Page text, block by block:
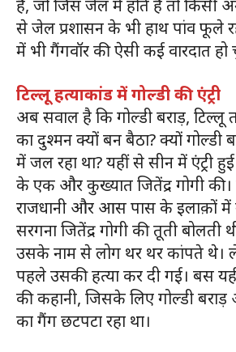
हैं, जो जिस जेल में होते हैं तो किसी
से जेल प्रशासन के भी हाथ पांव फूले
में भी गैंगवॉर की ऐसी कई वारदात हो
टिल्लू हत्याकांड में गोल्डी की एंट्री
अब सवाल है कि गोल्डी बराड़, टिल्लू
का दुश्मन क्यों बन बैठा? क्यों
में जल रहा था? यहीं से सीन में एंट्री
के एक और कुख्यात जितेंद्र गोगी
राजधानी और आस पास के इलाक़ों में
सरगना जितेंद्र गोगी की तूती बोलती
उसके नाम से लोग थर थर कांपते थे।
पहले उसकी हत्या कर दी गई। बस
की कहानी, जिसके लिए गोल्डी बराड़
का गैंग छटपटा रहा था।